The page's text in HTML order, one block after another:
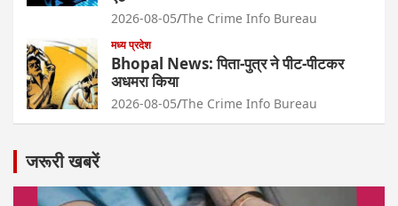
2026-08-05 The Crime Info Bureau
मध्य प्रदेश
Bhopal News: पिता-पुत्र ने पीट-पीटकर
अधमरा किया
2026-08-05 The Crime Info Bureau
जरूरी खबरें